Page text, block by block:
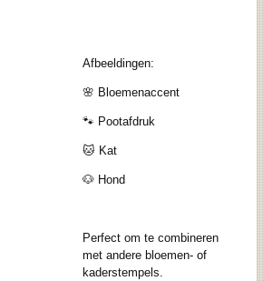
Afbeeldingen:
🌸 Bloemenaccent
🐾 Pootafdruk
🐱 Kat
🐶 Hond
Perfect om te combineren
met andere bloemen- of
kaderstempels.